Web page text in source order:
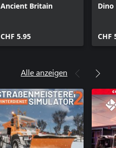
Ancient Britain
CHF 5.95
Dino
CHF
Alle anzeigen